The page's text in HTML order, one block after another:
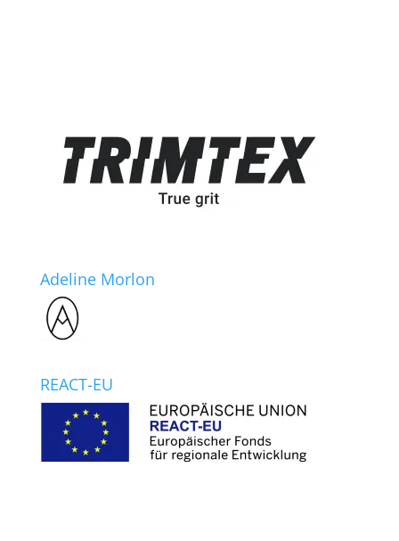
Adeline Morlon
REACT-EU